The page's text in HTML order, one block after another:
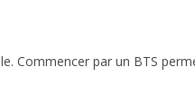
Commencer par un BTS